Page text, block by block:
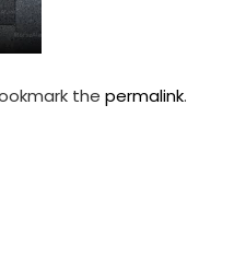
the permalink.